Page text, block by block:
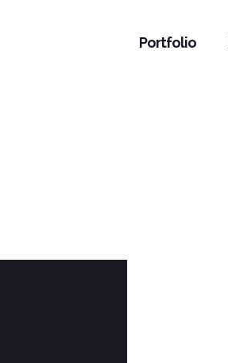
Portfolio